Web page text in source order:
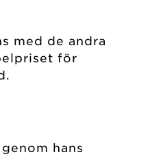
med de andra
för
hans